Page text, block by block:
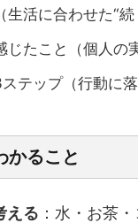
活に合わせた“続
たこと（個人の
テップ（行動に落
かること
える ：水・お茶